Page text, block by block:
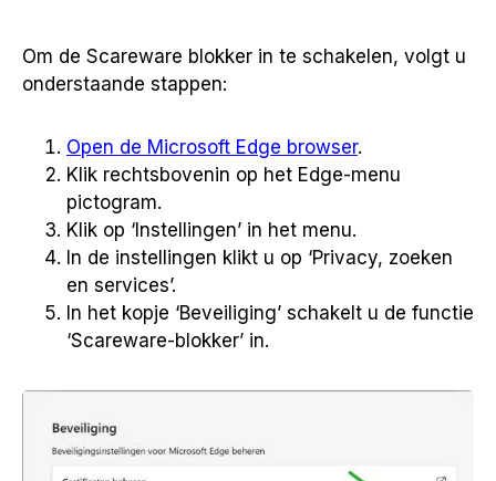
Om de Scareware blokker in te schakelen, volgt u
onderstaande stappen:
Open de Microsoft Edge browser.
Klik rechtsbovenin op het Edge-menu
pictogram.
Klik op ‘Instellingen’ in het menu.
In de instellingen klikt u op ‘Privacy, zoeken
en services’.
In het kopje ‘Beveiliging’ schakelt u de functie
‘Scareware-blokker’ in.